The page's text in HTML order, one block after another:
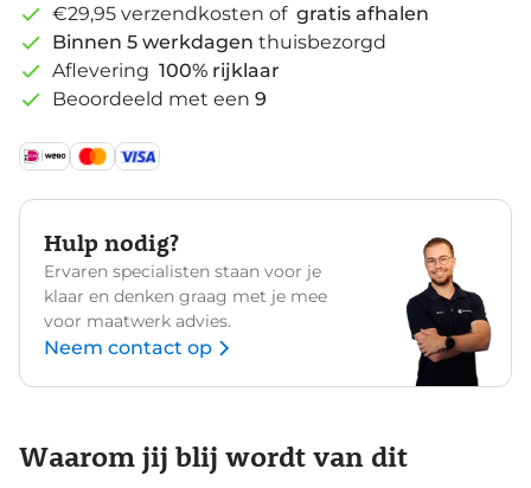
€29,95 verzendkosten of gratis afhalen
Binnen 5 werkdagen thuisbezorgd
Aflevering 100% rijklaar
Beoordeeld met een 9
Hulp nodig?
Ervaren specialisten staan voor je
klaar en denken graag met je mee
voor maatwerk advies.
Neem contact op
Waarom jij blij wordt van dit